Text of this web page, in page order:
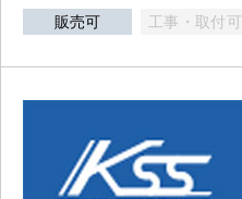
販売可 工事・取付可